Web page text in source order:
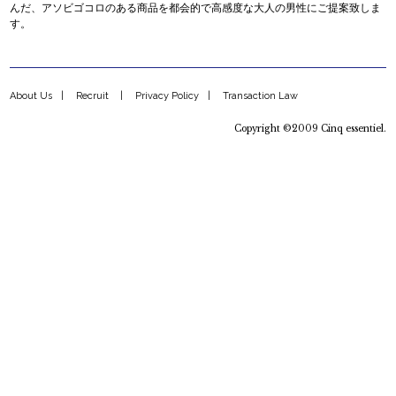
んだ、アソビゴコロのある商品を都会的で高感度な大人の男性にご提案致しま
す。
About Us Recruit Privacy Policy Transaction Law
Copyright ©2009 Cinq essentiel.